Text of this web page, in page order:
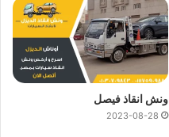
ونش انقاذ فيصل
2023-08-28